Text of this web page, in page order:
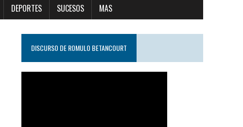
DEPORTES SUCESOS MAS
DISCURSO DE ROMULO BETANCOURT